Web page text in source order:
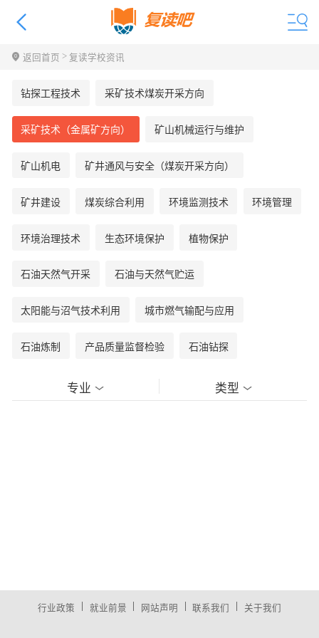
返回首页 > 复读学校资讯
钻探工程技术 采矿技术煤炭开采方向
采矿技术（金属矿方向） 矿山机械运行与维护
矿山机电 矿井通风与安全（煤炭开采方向）
矿井建设 煤炭综合利用 环境监测技术 环境管理
环境治理技术 生态环境保护 植物保护
石油天然气开采 石油与天然气贮运
太阳能与沼气技术利用 城市燃气输配与应用
石油炼制 产品质量监督检验 石油钻探
专业 类型
行业政策 就业前景 网站声明 联系我们 关于我们